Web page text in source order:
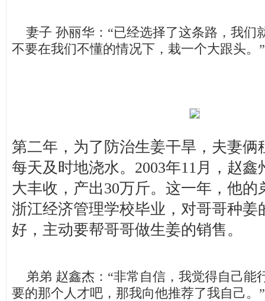
妻子 孙丽华：“已经选择了这条路，我们
不要在我们不懂的情况下，栽一个大跟头。”
第二年，为了防治生姜干旱，夫妻俩
每天及时地浇水。2003年11月，赵鑫
大丰收，产出30万斤。这一年，他的
浙江经济管理学校毕业，对哥哥种姜
好，主动要帮哥哥做生姜的销售。
弟弟 赵鑫杰：“非常自信，我觉得自己能
要的那个人才吧，那我向他推荐了我自己。”